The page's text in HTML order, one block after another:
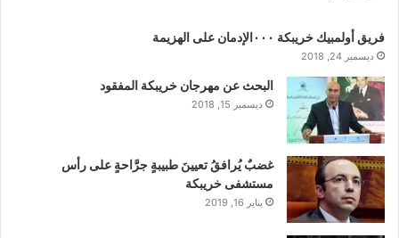
فريق أولمبيك خريبكة ٠٠٠الإدمان على الهزيمة
ديسمبر 24, 2018
البحث عن مهرجان خريبكة المفقود
ديسمبر 15, 2018
غضبٌ يُرافقُ تعيينَ طبيبةٍ جرَّاحةٍ على رأس
مستشفى خريبكة
يناير 16, 2019